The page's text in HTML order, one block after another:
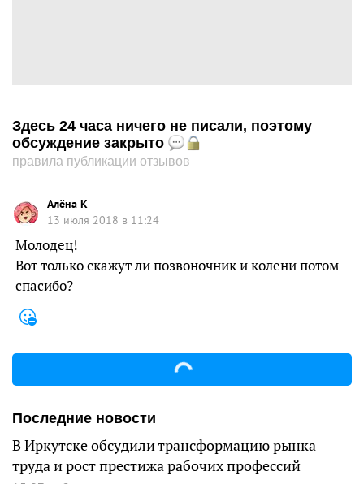
Здесь 24 часа ничего не писали, поэтому
обсуждение закрыто
правила публикации отзывов
Алёна К
13 июля 2018 в 11:24
Молодец!
Вот только скажут ли позвоночник и колени потом
спасибо?
Последние новости
В Иркутске обсудили трансформацию рынка
труда и рост престижа рабочих профессий